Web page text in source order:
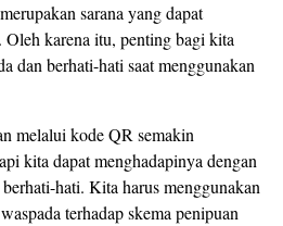
sarana yang dapat
karena itu, penting bagi kita
dan berhati-hati saat menggunakan
melalui kode QR semakin
kita dapat menghadapinya dengan
hati. Kita harus menggunakan
terhadap skema penipuan